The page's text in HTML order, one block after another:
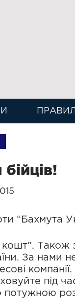
“Бахмута
кошт”. Також
За нами
під
потужною